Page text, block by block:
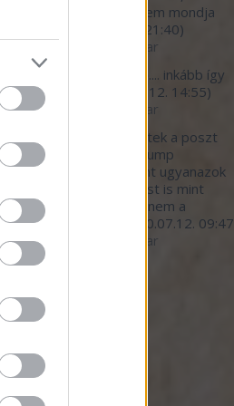
*urva faraszto, de ezt nem mondja
2020.07.12. 21:40)
élelmiszeripar
megbetegítő.... inkább így
helyes cím...
2020.07.12. 14:55)
élelmiszeripar
Nagy részt egyetértek a poszt
kivéve a Trump
hibáztatását. Pont ugyanazok
írányítanak most is mint
elnök alatt. Persze nem a
gondol...
2020.07.12. 09:47
élelmiszeripar
20